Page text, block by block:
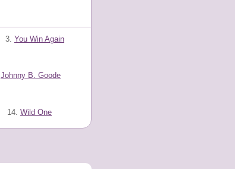
3. You Win Again
Johnny B. Goode
14. Wild One